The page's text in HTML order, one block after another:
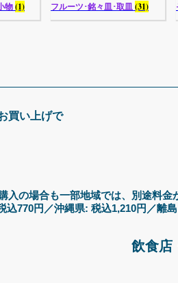
物(1) フルーツ･銘々皿･取皿(31)
買い上げで
入の場合も一部地域では、別途料金
込770円／沖縄県: 税込1,210円／離
飲食店